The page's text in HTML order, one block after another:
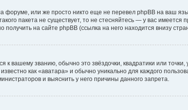
форуме, или же просто никто еще не перевел phpBB на ваш
пакета не существует, то не стесняйтесь — у вас имеется
на сайте phpBB (ссылка на него находится внизу
вашему званию, обычно это звёздочки, квадратики или
как «аватара» и обычно уникально для каждого
и выяснить у него причины данного запрета.